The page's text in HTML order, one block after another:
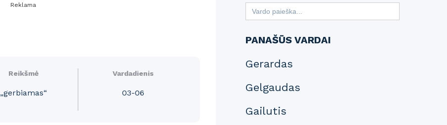
Reklama
Reikšmė
„gerbiamas“
Vardadienis
03-06
Search
for:
PANAŠŪS VARDAI
Gerardas
Gelgaudas
Gailutis